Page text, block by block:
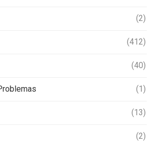
(2)
(412)
(40)
(1)
(13)
(2)